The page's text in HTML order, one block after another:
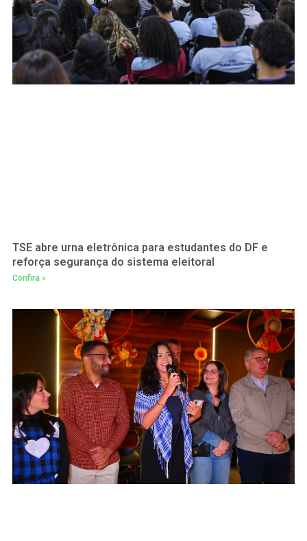
TSE abre urna eletrônica para estudantes do DF e
reforça segurança do sistema eleitoral
Confira »